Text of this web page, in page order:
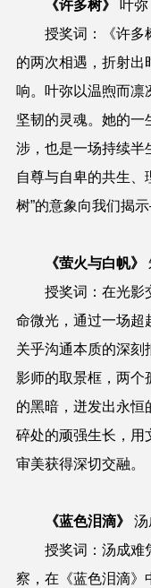
《许多树》 叶弥
授奖词 ：《许
的两次相遇，折射出
响。叶弥以温煦而凛
坚韧的灵魂。她的一
涉，也是一场持续半
自尊与自卑的共生、
树”的意象向我们揭
《萤火与白帆》
授奖词 ：在光
命微光，通过一场超
关乎沟通本质的深刻
影师的取景框，两个
的黑暗，迸发出永恒
碎处的顽强生长，用
审美获得深切交融。
《蓝色泪滴》
授奖词 ：汤成
察，在《蓝色泪滴》